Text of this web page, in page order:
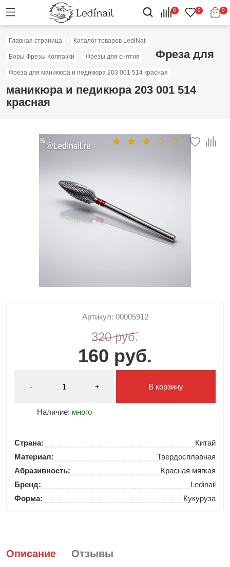
0 0 0
Главная страница Каталог товаров LediNail
Боры Фрезы Колпачки Фрезы для снятия
Фреза для маникюра и педикюра 203 001 514 красная
Фреза для
маникюра и педикюра 203 001 514
красная
Скидка: 50%
Артикул: 00005912
320 руб.
160 руб.
- +
Наличие: много
В корзину
Страна:
Китай
Материал:
Твердосплавная
Абразивность:
Красная мягкая
Бренд:
Ledinail
Форма:
Кукуруза
Описание Отзывы